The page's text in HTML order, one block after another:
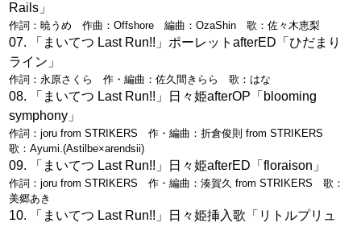
Rails」
作詞：暁うめ 作曲：Offshore 編曲：OzaShin 歌：佐々木恵梨
「まいてつ Last Run!!」ポーレットafterED「ひだまり
ライン」
作詞：永原さくら 作・編曲：佐久間きらら 歌：はな
「まいてつ Last Run!!」日々姫afterOP「blooming
symphony」
作詞：joru from STRIKERS 作・編曲：折倉俊則 from STRIKERS
歌：Ayumi.(Astilbe×arendsii)
「まいてつ Last Run!!」日々姫afterED「floraison」
作詞：joru from STRIKERS 作・編曲：湊賀久 from STRIKERS 歌：
美郷あき
「まいてつ Last Run!!」日々姫挿入歌「リトルプリュ